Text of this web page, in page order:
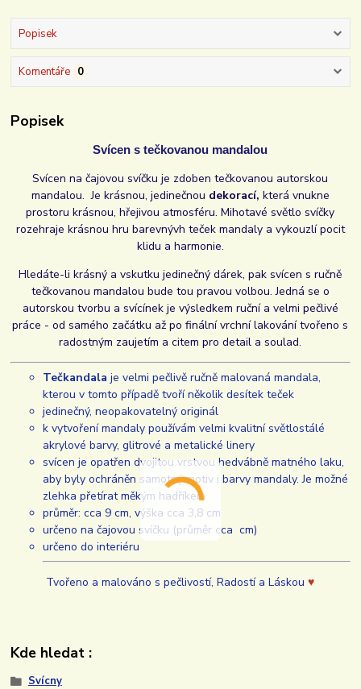
Popisek
Komentáře 0
Popisek
Svícen s tečkovanou mandalou
Svícen na čajovou svíčku je zdoben tečkovanou autorskou
mandalou. Je krásnou, jedinečnou dekorací, která vnukne
prostoru krásnou, hřejivou atmosféru. Mihotavé světlo svíčky
rozehraje krásnou hru barevnývh teček mandaly a vykouzlí pocit
klidu a harmonie.
Hledáte-li krásný a vskutku jedinečný dárek, pak svícen s ručně
tečkovanou mandalou bude tou pravou volbou. Jedná se o
autorskou tvorbu a svícínek je výsledkem ruční a velmi pečlivé
práce - od samého začátku až po finální vrchní lakování tvořeno s
radostným zaujetím a citem pro detail a soulad.
Tečkandala je velmi pečlivě ručně malovaná mandala,
kterou v tomto případě tvoří několik desítek teček
jedinečný, neopakovatelný originál
k vytvoření mandaly používám velmi kvalitní světlostálé
akrylové barvy, glitrové a metalické linery
svícen je opatřen dvojitou vrstvou hedvábně matného laku,
aby byly ochráněn samotný motiv i barvy mandaly. Je možné
zlehka přetírat měkým hadříkem
průměr: cca 9 cm, výška cca 3,8 cm
určeno na čajovou svíčku (průměr cca cm)
určeno do interiéru
Tvořeno a malováno s pečlivostí, Radostí a Láskou♥
Kde hledat :
Svícny